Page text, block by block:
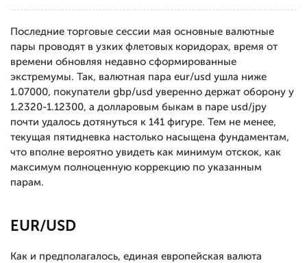
Последние торговые сессии мая основные валютные
пары проводят в узких флетовых коридорах, время от
времени обновляя недавно сформированные
экстремумы. Так, валютная пара eur/usd ушла ниже
1.07000, покупатели gbp/usd уверенно держат оборону у
1.2320-1.12300, а долларовым быкам в паре usd/jpy
почти удалось дотянуться к 141 фигуре. Тем не менее,
текущая пятидневка настолько насыщена фундаментам,
что вполне вероятно увидеть как минимум отскок, как
максимум полноценную коррекцию по указанным
парам.
EUR/USD
Как и предполагалось, единая европейская валюта